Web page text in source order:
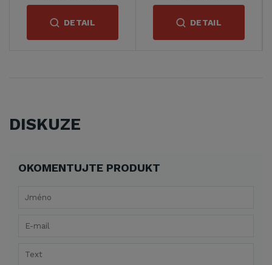
DETAIL DETAIL
DISKUZE
OKOMENTUJTE PRODUKT